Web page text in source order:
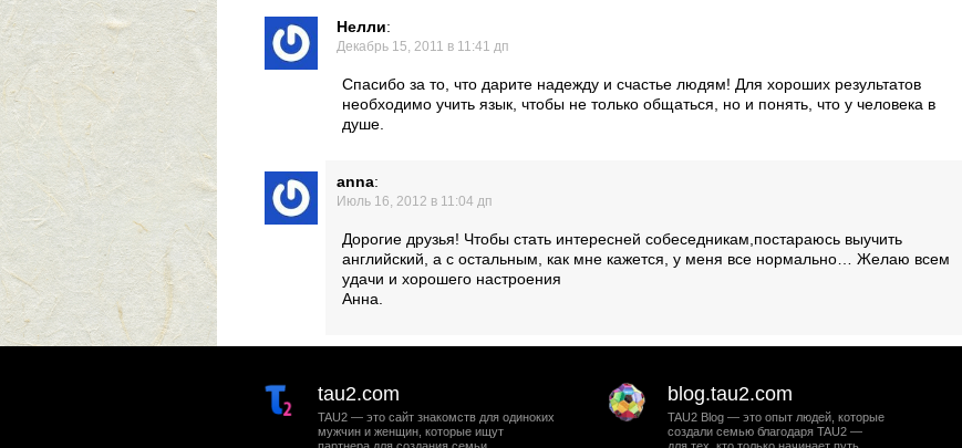
Нелли:
Декабрь 15, 2011 в 11:41 дп
Спасибо за то, что дарите надежду и счастье людям! Для хороших результатов
необходимо учить язык, чтобы не только общаться, но и понять, что у человека в
душе.
anna:
Июль 16, 2012 в 11:04 дп
Дорогие друзья! Чтобы стать интересней собеседникам,постараюсь выучить
английский, а с остальным, как мне кажется, у меня все нормально… Желаю всем
удачи и хорошего настроения
Анна.
tau2.com
TAU2 — это сайт знакомств для одиноких
мужчин и женщин, которые ищут
blog.tau2.com
TAU2 Blog — это опыт людей, которые
создали семью благодаря TAU2 —